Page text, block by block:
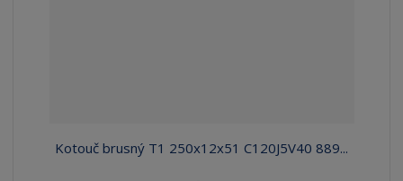
Kotouč brusný T1 250x12x51 C120J5V40 889...